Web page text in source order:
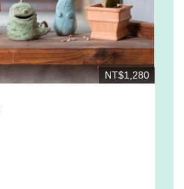
NT$1,280